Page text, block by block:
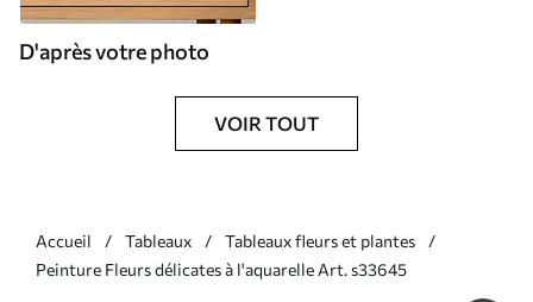
D'après votre photo
VOIR TOUT
Accueil Tableaux
Tableaux fleurs et plantes
Peinture Fleurs délicates à l'aquarelle Art. s33645